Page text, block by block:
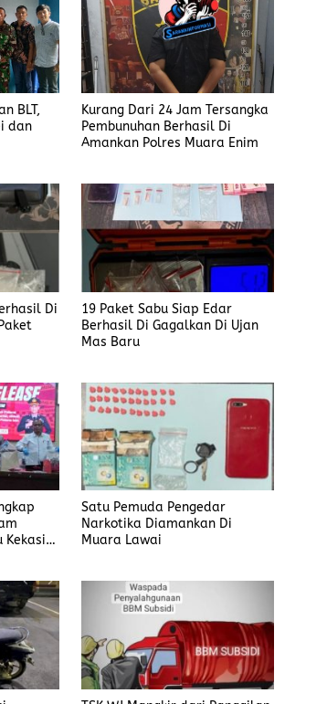
BLT,
dan
Kurang Dari 24 Jam Tersangka
Pembunuhan Berhasil Di
Amankan Polres Muara Enim
Di
19 Paket Sabu Siap Edar
Berhasil Di Gagalkan Di Ujan
Mas Baru
Kekasih
Satu Pemuda Pengedar
Narkotika Diamankan Di
Muara Lawai